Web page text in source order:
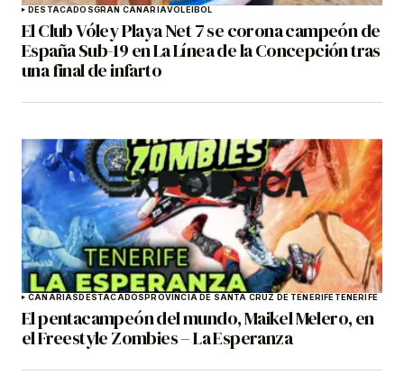
DESTACADOSGRAN CANARIAVOLEIBOL
El Club Vóley Playa Net 7 se corona campeón de
España Sub-19 en La Línea de la Concepción tras
una final de infarto
CANARIASDESTACADOSPROVINCIA DE SANTA CRUZ DE TENERIFETENERIFE
El pentacampeón del mundo, Maikel Melero, en
el Freestyle Zombies – La Esperanza